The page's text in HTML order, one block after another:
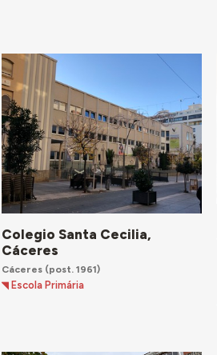
Colegio Santa Cecilia,
Cáceres
Cáceres(post. 1961)
Escola Primária